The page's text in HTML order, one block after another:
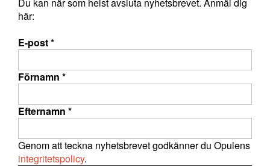
här:
E-post*
Förnamn *
Efternamn *
Genom att teckna nyhetsbrevet godkänner du Opulens
integritetspolicy.